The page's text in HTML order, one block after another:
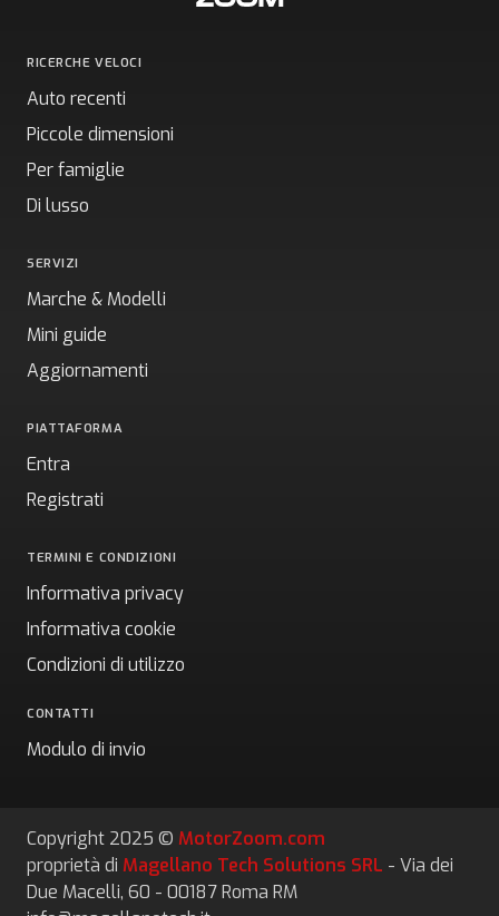
RICERCHE VELOCI
Auto recenti
Piccole dimensioni
Per famiglie
Di lusso
SERVIZI
Marche & Modelli
Mini guide
Aggiornamenti
PIATTAFORMA
Entra
Registrati
TERMINI E CONDIZIONI
Informativa privacy
Informativa cookie
Condizioni di utilizzo
CONTATTI
Modulo di invio
Copyright 2025 © MotorZoom.com
proprietà di Magellano Tech Solutions SRL - Via dei
Due Macelli, 60 - 00187 Roma RM